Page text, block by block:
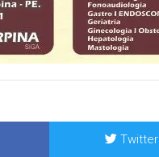
Twitter